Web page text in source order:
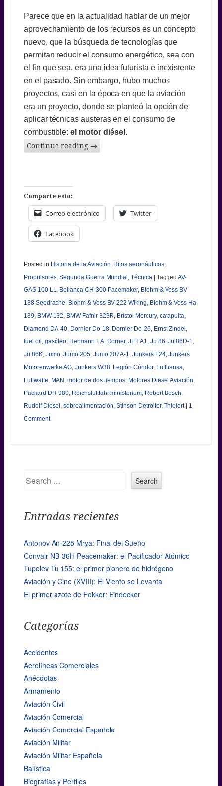
Parece que en la actualidad hablar de un mejor
aprovechamiento de los recursos es un concepto
nuevo, que la búsqueda de tecnologías que
permitan reducir el consumo energético, sea con
el fin que sea, era una idea futurista e inexistente
en el pasado. Sin embargo, hubo muchos
proyectos, casi en la época en que la aviación
era un proyecto, donde se planteó la opción de
aplicar técnicas austeras en el consumo de
combustible: el motor diésel .
Continue reading →
Comparte esto:
Correo electrónico Twitter
Facebook
Posted in Historia de la Aviación Hitos aeronáuticos,
Propulsores, Segunda Guerra Mundial Técnica | Tagged AV-
GAS 100 LL
Bellanca CH-300 Pacemaker, Blohm & Voss BV
138 Seedrache Blohm & Voss BV 222 Wiking Blohm & Voss Ha
139 BMW 132 BMW Fafnir 323R Bristol Mercury, catapulta
Diamond DA-40, Dornier Do-18, Dornier Do-26 Ernst Zindel
fuel oil gasóleo, Hermann I. A. Dorner, JET A1 Ju 86 Ju 86D-1
Ju 86K Jumo, Jumo 205, Jumo 207A-1 Junkers F24, Junkers
Motorenwerke AG, Junkers W38, Legión Cóndor, Lufthansa
Luftwaffe MAN motor de dos tiempos, Motores Diesel Aviación
Packard DR-980, Reichsluftfahrtministerium, Robert Bosch
Rudolf Diesel sobrealimentación Stinson Detroiter, Thielert | 1
Comment
Search
Entradas recientes
Antonov An-225 Mrya: Final del Sueño
Convair NB-36H Peacemaker: el Pacificador Atómico
Tupolev Tu 155: el primer pionero de hidrógeno
Aviación y Cine (XVIII): El Viento se Levanta
El primer azote de Fokker: Eindecker
Categorías
Accidentes
Aerolíneas Comerciales
Anécdotas
Armamento
Aviación Civil
Aviación Comercial
Aviación Comercial Española
Aviación Militar
Aviación Militar Española
Balística
Biografías y Perfiles